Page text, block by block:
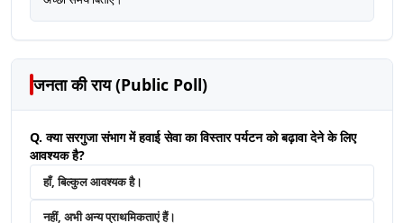
जनता की राय (Public Poll)
Q. क्या सरगुजा संभाग में हवाई सेवा का विस्तार पर्यटन को बढ़ावा देने के लिए
आवश्यक है?
हाँ, बिल्कुल आवश्यक है।
नहीं, अभी अन्य प्राथमिकताएं हैं।